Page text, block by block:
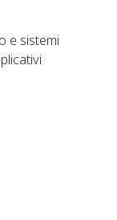
e sistemi